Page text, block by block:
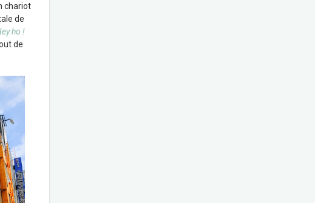
chariot
de
ho !
de